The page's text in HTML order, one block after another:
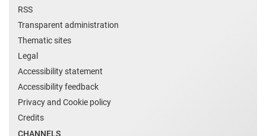
RSS
Transparent administration
Thematic sites
Legal
Accessibility statement
Accessibility feedback
Privacy and Cookie policy
Credits
CHANNELS